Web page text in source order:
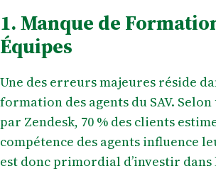
1. Manque de
Équipes
Une des erreurs majeures réside
formation des agents du SAV.
par Zendesk, 70 % des clients
compétence des agents influence
est donc primordial d’investir